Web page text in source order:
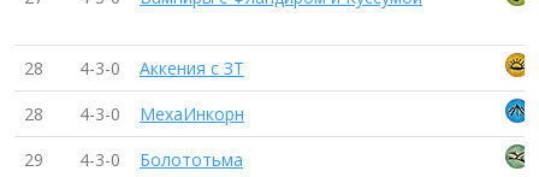
28 4-3-0
Аккения с ЗТ
28
4-3-0
МехаИнкорн
29
4-3-0 Болототьма